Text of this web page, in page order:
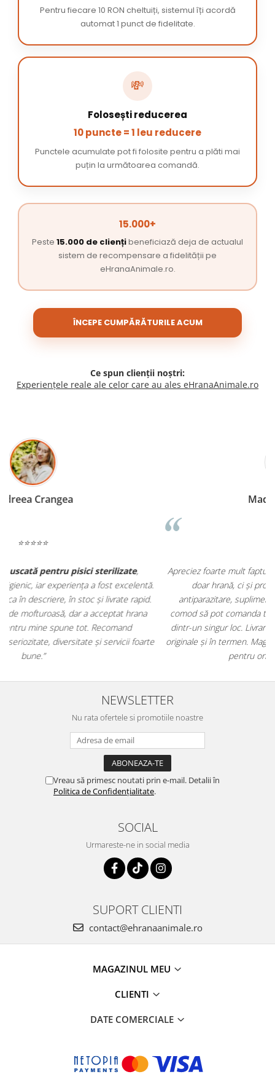
Pentru fiecare 10 RON cheltuiți, sistemul îți acordă
automat 1 punct de fidelitate.
💸
Folosești reducerea
10 puncte = 1 leu reducere
Punctele acumulate pot fi folosite pentru a plăti mai
puțin la următoarea comandă.
15.000+
Peste 15.000 de cliențibeneficiază deja de actualul
sistem de recompensare a fidelității pe
eHranaAnimale.ro.
ÎNCEPE CUMPĂRĂTURILE ACUM
Ce spun clienții noștri:
Experiențele reale ale celor care au ales eHranaAnimale.ro
Apreciez foarte mult faptul că pe ehranaanimale.rogăsesc nu
doar hrană, ci și produse dinfarmacia veterinară:
antiparazitare, suplimente și soluții de îngrijire. Este foarte
comod să pot comanda tot ce am nevoie pentru animalul meu
dintr-un singur loc. Livrarea a fost rapidă, iar produsele au fost
originale și în termen. Magazin serios, bine organizat și foarte util
NEWSLETTER
Nu rata ofertele si promotiile noastre
Vreau să primesc noutati prin e-mail. Detalii în
Politica de Confidențialitate.
SOCIAL
Urmareste-ne in social media
SUPORT CLIENTI
contact@ehranaanimale.ro
MAGAZINUL MEU
CLIENTI
DATE COMERCIALE